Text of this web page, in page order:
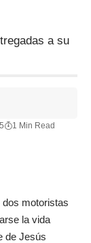
a su
1 Min Read
motoristas
la vida
de Jesús